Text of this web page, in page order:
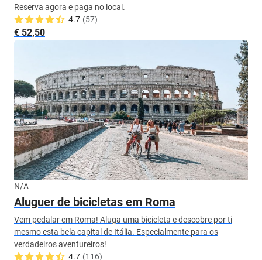
Reserva agora e paga no local.
4.7 (57)
€ 52,50
N/A
Aluguer de bicicletas em Roma
Vem pedalar em Roma! Aluga uma bicicleta e descobre por ti
mesmo esta bela capital de Itália. Especialmente para os
verdadeiros aventureiros!
4.7 (116)